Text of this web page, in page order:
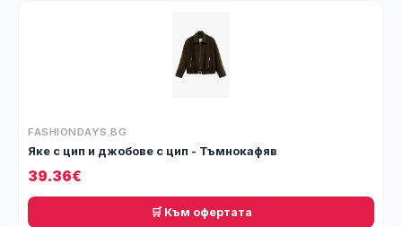
FASHIONDAYS.BG
Яке с цип и джобове с цип - Тъмнокафяв
39.36€
🛒 Към офертата